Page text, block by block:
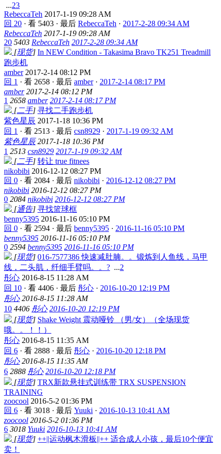
...23
RebeccaTeh 2017-1-19 09:28 AM
回 20 · 看 5403 · 最后 RebeccaTeh · 2017-2-28 09:34 AM
RebeccaTeh 2017-1-19 09:28 AM
20 5403 RebeccaTeh 2017-2-28 09:34 AM
[现货] In NEW Condition - Takasima Bravo TK251 Treadmill
跑步机
amber 2017-2-14 08:12 PM
回 1 · 看 2658 · 最后 amber· 2017-2-14 08:17 PM
amber 2017-2-14 08:12 PM
1 2658 amber 2017-2-14 08:17 PM
[二手] 寻找二手跑步机
紫色星辰 2017-1-18 10:36 PM
回 1 · 看 2513 · 最后 csn8929 · 2017-1-19 09:32 AM
紫色星辰 2017-1-18 10:36 PM
1 2513 csn8929 2017-1-19 09:32 AM
[二手] 转让 true fitnees
nikobibi 2016-12-12 08:27 PM
回 0 · 看 2084 · 最后 nikobibi · 2016-12-12 08:27 PM
nikobibi 2016-12-12 08:27 PM
0 2084 nikobibi 2016-12-12 08:27 PM
[通告] 寻找篮球框
benny5395 2016-11-16 05:10 PM
回 0 · 看 2594 · 最后 benny5395 · 2016-11-16 05:10 PM
benny5395 2016-11-16 05:10 PM
0 2594 benny5395 2016-11-16 05:10 PM
[现货] 016-7577386 快速减肚腩。。锻炼到人鱼线，马甲
线，二头肌，纤细手臂吗。。? ...2
彤心 2016-8-15 11:28 AM
回 10 · 看 4406 · 最后 彤心 · 2016-10-20 12:19 PM
彤心 2016-8-15 11:28 AM
10 4406 彤心 2016-10-20 12:19 PM
[现货] Shake Weight 震动哑铃 （男/女）（全场现货
哦。。！！）
彤心 2016-8-15 11:35 AM
回 6 · 看 2888 · 最后 彤心 · 2016-10-20 12:18 PM
彤心 2016-8-15 11:35 AM
6 2888 彤心 2016-10-20 12:18 PM
[现货] TRX新款悬挂式训练带 TRX SUSPENSION
TRAINING
zoocool 2016-5-2 01:36 PM
回 6 · 看 3018 · 最后 Yuuki · 2016-10-13 10:41 AM
zoocool 2016-5-2 01:36 PM
6 3018 Yuuki 2016-10-13 10:41 AM
[现货] ++||运动枫木滑板||++ 适合成人小孩，最后10个便宜
卖！